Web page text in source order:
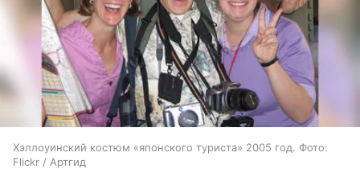
Хэллоуинский костюм «японского туриста» 2005 год. Фото:
Flickr / Артгид